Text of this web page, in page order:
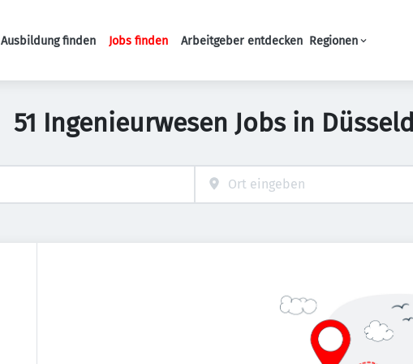
Haupt-Navigation
Ausbildung finden Jobs finden Arbeitgeber entdecken Regionen
51 Ingenieurwesen Jobs in